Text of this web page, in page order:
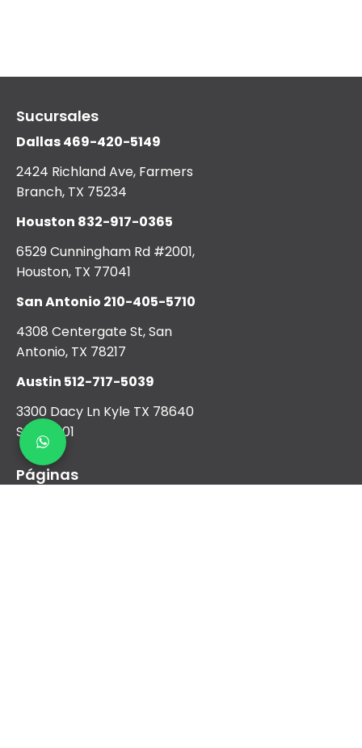
Sucursales
Dallas469-420-5149
2424 Richland Ave, Farmers
Branch, TX 75234
Houston 832-917-0365
6529 Cunningham Rd #2001,
Houston, TX 77041
San Antonio 210-405-5710
4308 Centergate St, San
Antonio, TX 78217
Austin 512-717-5039
3300 Dacy Ln Kyle TX 78640
Suite 1001
Páginas